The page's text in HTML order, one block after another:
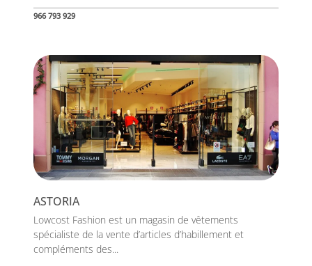
966 793 929
ASTORIA
Lowcost Fashion est un magasin de vêtements
spécialiste de la vente d’articles d’habillement et
compléments des...